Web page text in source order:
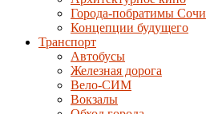
Города-побратимы Сочи
Концепции будущего
Транспорт
Автобусы
Железная дорога
Вело-СИМ
Вокзалы